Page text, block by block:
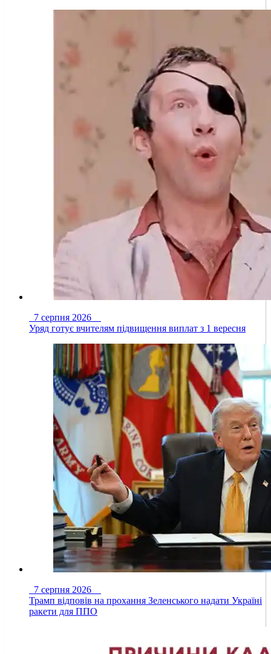
7 серпня 2026
Уряд готує вчителям підвищення виплат з 1 вересня
7 серпня 2026
Трамп відповів на прохання Зеленського надати Україні
ракети для ППО